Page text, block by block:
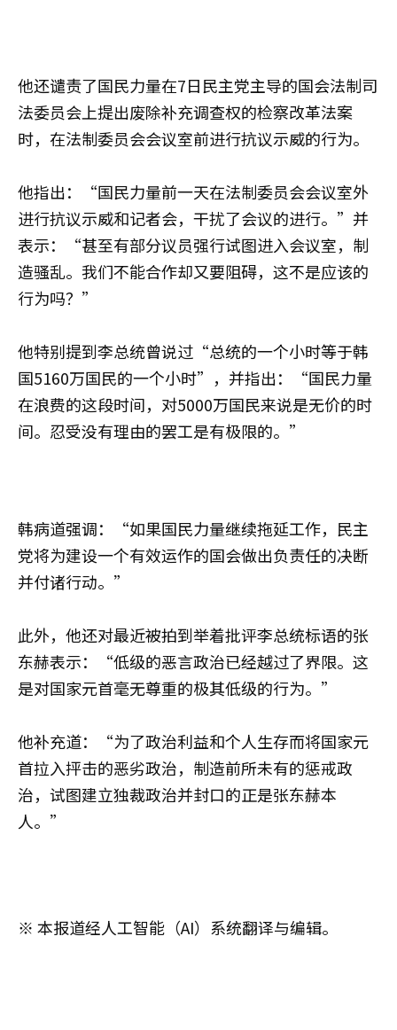
他还谴责了国民力量在7日民主党主导的国会法制司
法委员会上提出废除补充调查权的检察改革法案
时，在法制委员会会议室前进行抗议示威的行为。
他指出：“国民力量前一天在法制委员会会议室外
进行抗议示威和记者会，干扰了会议的进行。”并
表示：“甚至有部分议员强行试图进入会议室，制
造骚乱。我们不能合作却又要阻碍，这不是应该的
行为吗？”
他特别提到李总统曾说过“总统的一个小时等于韩
国5160万国民的一个小时”，并指出：“国民力量
在浪费的这段时间，对5000万国民来说是无价的时
间。忍受没有理由的罢工是有极限的。”
韩病道强调：“如果国民力量继续拖延工作，民主
党将为建设一个有效运作的国会做出负责任的决断
并付诸行动。”
此外，他还对最近被拍到举着批评李总统标语的张
东赫表示：“低级的恶言政治已经越过了界限。这
是对国家元首毫无尊重的极其低级的行为。”
他补充道：“为了政治利益和个人生存而将国家元
首拉入抨击的恶劣政治，制造前所未有的惩戒政
治，试图建立独裁政治并封口的正是张东赫本
人。”
※ 本报道经人工智能（AI）系统翻译与编辑。